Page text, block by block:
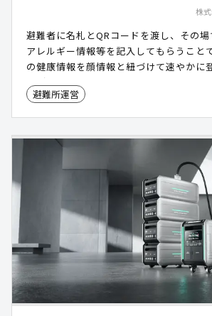
株
避難者に名札とQRコードを渡し、その場
アレルギー情報等を記入してもらうこと
の健康情報を顔情報と紐づけて速やかに
とができるシステムです。
避難所運営